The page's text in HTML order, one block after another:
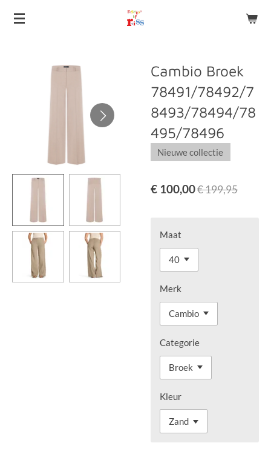
Ga
Cambio Broek
78491/78492/7
8493/78494/78
495/78496
Nieuwe collectie
€ 100,00€ 199,95
Maat
Merk
Categorie
Kleur